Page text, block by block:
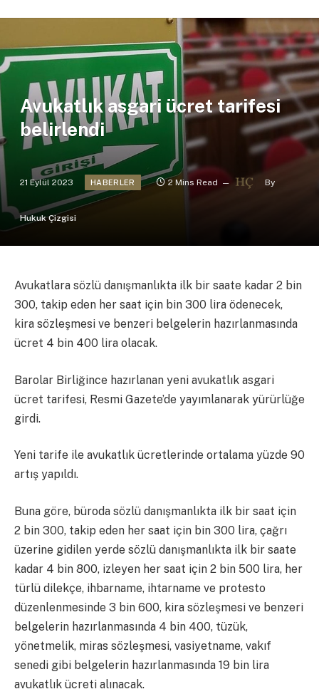
Avukatlık asgari ücret tarifesi
belirlendi
21 Eylül 2023 HABERLER 2 Mins Read By
Hukuk Çizgisi
Avukatlara sözlü danışmanlıkta ilk bir saate kadar 2 bin
300, takip eden her saat için bin 300 lira ödenecek,
kira sözleşmesi ve benzeri belgelerin hazırlanmasında
ücret 4 bin 400 lira olacak.
Barolar Birliğince hazırlanan yeni avukatlık asgari
ücret tarifesi, Resmi Gazete’de yayımlanarak yürürlüğe
girdi.
Yeni tarife ile avukatlık ücretlerinde ortalama yüzde 90
artış yapıldı.
Buna göre, büroda sözlü danışmanlıkta ilk bir saat için
2 bin 300, takip eden her saat için bin 300 lira, çağrı
üzerine gidilen yerde sözlü danışmanlıkta ilk bir saate
kadar 4 bin 800, izleyen her saat için 2 bin 500 lira, her
türlü dilekçe, ihbarname, ihtarname ve protesto
düzenlenmesinde 3 bin 600, kira sözleşmesi ve benzeri
belgelerin hazırlanmasında 4 bin 400, tüzük,
yönetmelik, miras sözleşmesi, vasiyetname, vakıf
senedi gibi belgelerin hazırlanmasında 19 bin lira
avukatlık ücreti alınacak.